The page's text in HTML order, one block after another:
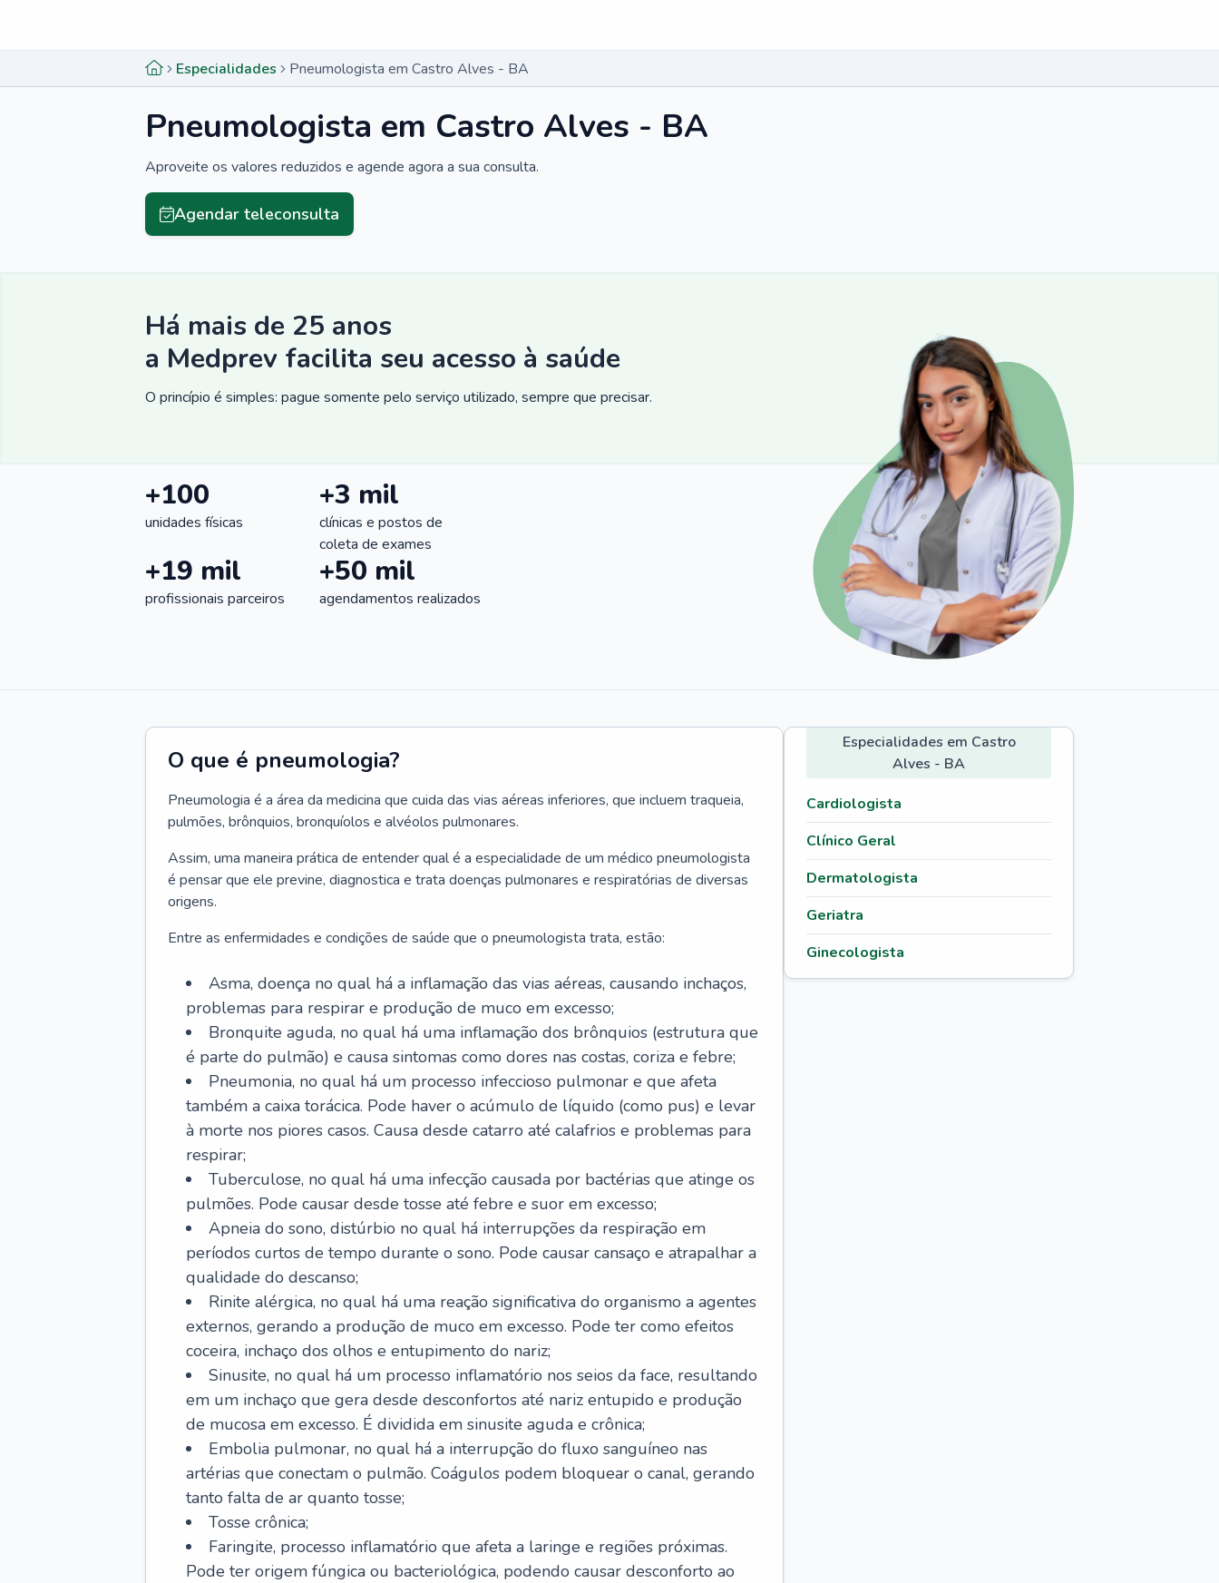
Especialidades Pneumologista em Castro Alves - BA
Pneumologista em Castro Alves - BA
Aproveite os valores reduzidos e agende agora a sua consulta.
Agendar teleconsulta
Há mais de 25 anos
a Medprev facilita seu acesso à saúde
O princípio é simples: pague somente pelo serviço utilizado, sempre que precisar.
+100
unidades físicas
+3 mil
clínicas e postos de
coleta de exames
+19 mil
profissionais parceiros
+50 mil
agendamentos realizados
O que é pneumologia?
Pneumologia é a área da medicina que cuida das vias aéreas inferiores, que incluem traqueia,
pulmões, brônquios, bronquíolos e alvéolos pulmonares.
Assim, uma maneira prática de entender qual é a especialidade de um médico pneumologista
é pensar que ele previne, diagnostica e trata doenças pulmonares e respiratórias de diversas
origens.
Entre as enfermidades e condições de saúde que o pneumologista trata, estão:
Asma, doença no qual há a inflamação das vias aéreas, causando inchaços,
problemas para respirar e produção de muco em excesso;
Bronquite aguda, no qual há uma inflamação dos brônquios (estrutura que
é parte do pulmão) e causa sintomas como dores nas costas, coriza e febre;
Pneumonia, no qual há um processo infeccioso pulmonar e que afeta
também a caixa torácica. Pode haver o acúmulo de líquido (como pus) e levar
à morte nos piores casos. Causa desde catarro até calafrios e problemas para
respirar;
Tuberculose, no qual há uma infecção causada por bactérias que atinge os
pulmões. Pode causar desde tosse até febre e suor em excesso;
Apneia do sono, distúrbio no qual há interrupções da respiração em
períodos curtos de tempo durante o sono. Pode causar cansaço e atrapalhar a
qualidade do descanso;
Rinite alérgica, no qual há uma reação significativa do organismo a agentes
externos, gerando a produção de muco em excesso. Pode ter como efeitos
coceira, inchaço dos olhos e entupimento do nariz;
Sinusite, no qual há um processo inflamatório nos seios da face, resultando
em um inchaço que gera desde desconfortos até nariz entupido e produção
de mucosa em excesso. É dividida em sinusite aguda e crônica;
Embolia pulmonar, no qual há a interrupção do fluxo sanguíneo nas
artérias que conectam o pulmão. Coágulos podem bloquear o canal, gerando
tanto falta de ar quanto tosse;
Tosse crônica;
Faringite, processo inflamatório que afeta a laringe e regiões próximas.
Pode ter origem fúngica ou bacteriológica, podendo causar desconforto ao
Especialidades em Castro
Alves - BA
Cardiologista
Clínico Geral
Dermatologista
Geriatra
Ginecologista